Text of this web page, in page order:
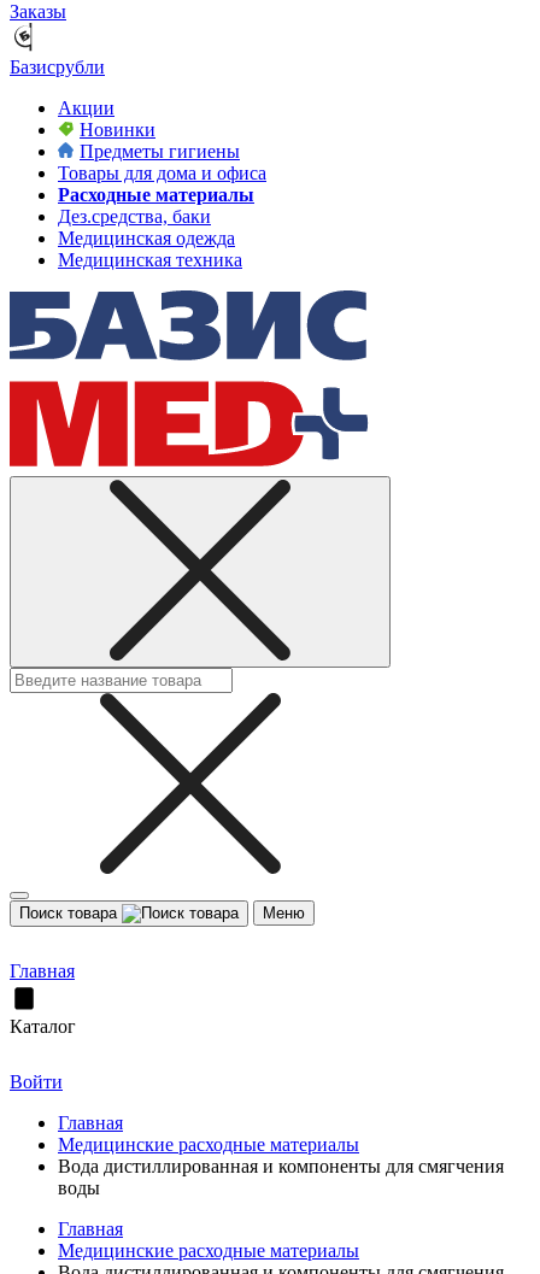
Заказы
Базисрубли
Акции
Новинки
Предметы гигиены
Товары для дома и офиса
Расходные материалы
Дез.средства, баки
Медицинская одежда
Медицинская техника
Поиск товара Меню
Главная
Каталог
Войти
Главная
Медицинские расходные материалы
Вода дистиллированная и компоненты для смягчения
воды
Главная
Медицинские расходные материалы